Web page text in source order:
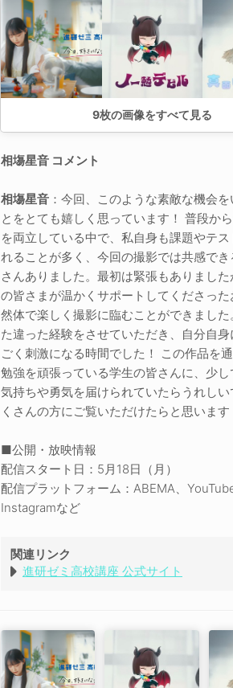
9枚の画像をすべて見る
相塲星音 コメント
相塲星音 ：今回、このような素敵な機会を
とをとても嬉しく思っています！ 普段か
を両立している中で、私自身も課題やテ
れることが多く、今回の撮影では共感でき
さんありました。最初は緊張もありました
の皆さまが温かくサポートしてくださった
然体で楽しく撮影に臨むことができました
た違った経験をさせていただき、自分自
ごく刺激になる時間でした！ この作品を
勉強を頑張っている学生の皆さんに、少
気持ちや勇気を届けられていたらうれしい
くさんの方にご覧いただけたらと思います
■公開・放映情報
配信スタート日：5月18日（月）
配信プラットフォーム：ABEMA、
Instagramなど
関連リンク
進研ゼミ高校講座 公式サイト